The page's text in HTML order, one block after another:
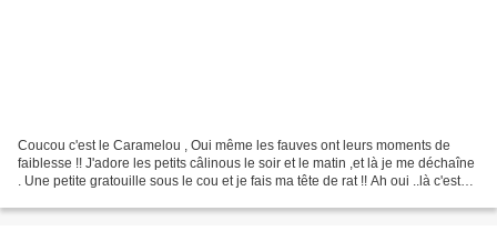
Coucou c'est le Caramelou , Oui même les fauves ont leurs moments de
faiblesse !! J'adore les petits câlinous le soir et le matin ,et là je me déchaîne
. Une petite gratouille sous le cou et je fais ma tête de rat !! Ah oui ..là c'est